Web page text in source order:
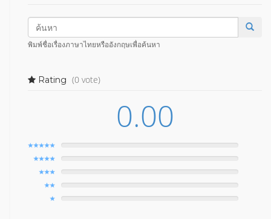
พิมพ์ชื่อเรื่องภาษาไทยหรืออังกฤษเพื่อค้นหา
Rating (0 vote)
0.00